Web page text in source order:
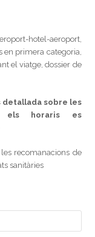
hotel-aeroport,
en primera categoria,
el viatge, dossier de
detallada sobre les
els horaris es
recomanacions de
sanitàries